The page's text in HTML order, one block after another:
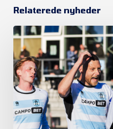
Relaterede nyheder
Et
nyt
kapitel
begynder
FC